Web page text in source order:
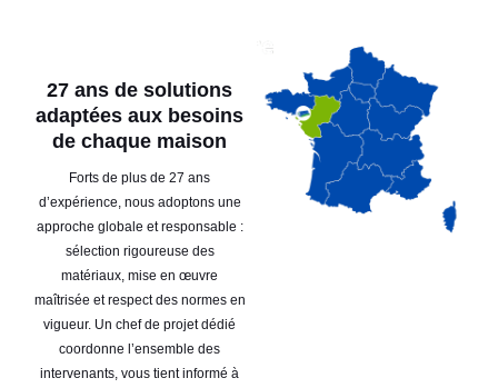
27 ans de solutions
adaptées aux besoins
de chaque maison
Forts de plus de 27 ans
d’expérience, nous adoptons une
approche globale et responsable :
sélection rigoureuse des
matériaux, mise en œuvre
maîtrisée et respect des normes en
vigueur. Un chef de projet dédié
coordonne l’ensemble des
intervenants, vous tient informé à